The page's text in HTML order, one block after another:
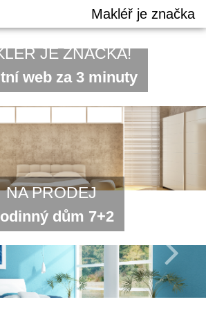
Makléř je značka
JE ZNAČKA!
web za 3 minuty
NA PRODEJ
dům 7+2